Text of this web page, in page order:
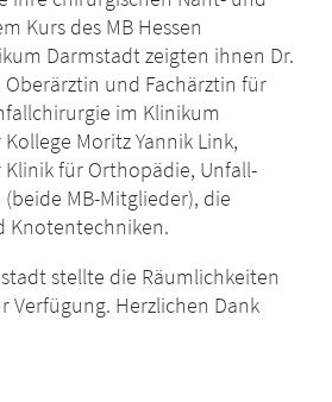
Kurs des MB Hessen
Darmstadt zeigten ihnen Dr.
und Fachärztin für
im Klinikum
Moritz Yannik Link,
Klinik für Orthopädie, Unfall-
MB-Mitglieder), die
Knotentechniken.
stellte die Räumlichkeiten
Verfügung. Herzlichen Dank